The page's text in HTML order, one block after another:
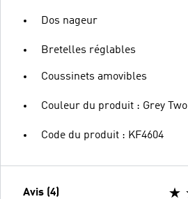
Dos nageur
Bretelles réglables
Coussinets amovibles
Couleur du produit : Grey Two
Code du produit : KF4604
Avis (4)